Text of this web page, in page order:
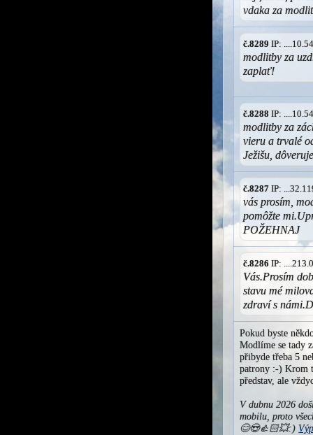
vdaka za
č.8289 IP:
modlitby za
zaplať!
č.8288 IP:
modlitby za
vieru a trvalé
Ježišu,
č.8287 IP:
vás prosím,
pomôžte
POŽEHNAJ
č.8286 IP:
Vás.Prosím
stavu mé
zdraví s
Pokud byste
Modlíme se tady
přibyde třeba 5
patrony :-) Krom
představ, ale
V dubnu 2026
mobilu, proto
😊😍👍🏻💥:)